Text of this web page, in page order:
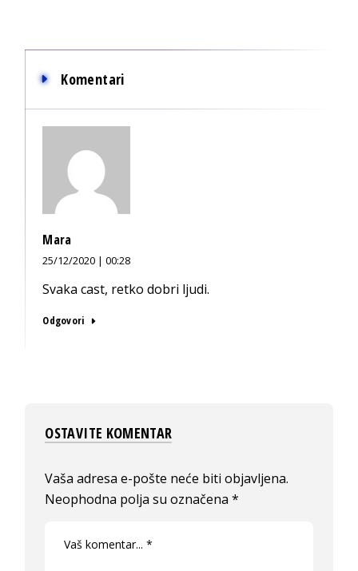
Komentari
Mara
25/12/2020 | 00:28
Svaka cast, retko dobri ljudi.
Odgovori
OSTAVITE KOMENTAR
Vaša adresa e-pošte neće biti objavljena.
Neophodna polja su označena*